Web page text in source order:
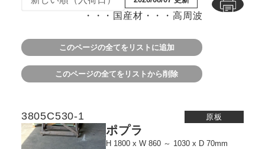
・・・国産材 ・・・高周波
このページの全てをリストに追加
このページの全てをリストから削除
3805C530-1 原板
ポプラ
H 1800 x W 860 ～ 1030 x D 70mm